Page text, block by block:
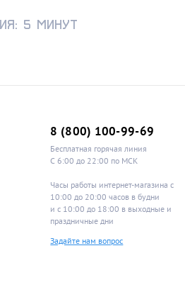
к интимной жизни.
5 минут
8 (800) 100-99-69
Бесплатная горячая линия
С 6:00 до 22:00 по МСК
Часы работы интернет-магазина с
10:00 до 20:00 часов в будни
и с 10:00 до 18:00 в выходные и
праздничные дни
Задайте нам вопрос